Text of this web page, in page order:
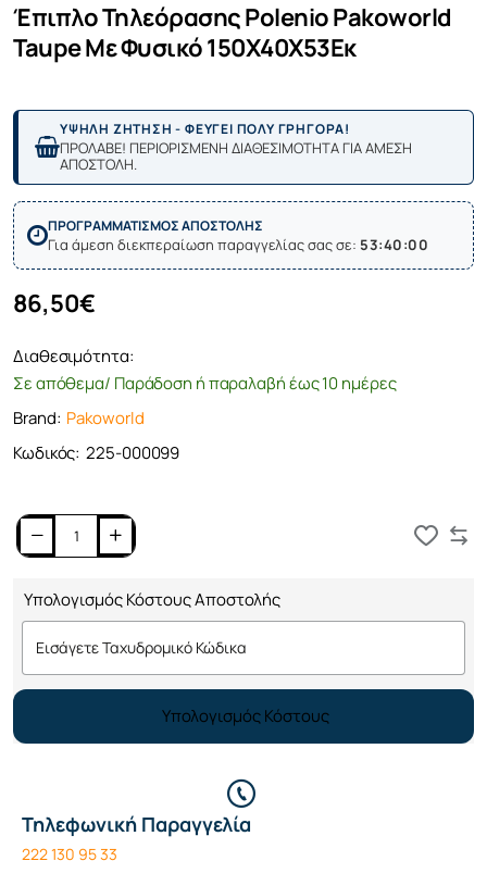
Έπιπλο Τηλεόρασης Polenio Pakoworld
Taupe Με Φυσικό 150X40X53Εκ
ΥΨΗΛΗ ΖΗΤΗΣΗ - ΦΕΥΓΕΙ ΠΟΛΥ ΓΡΗΓΟΡΑ!
ΠΡΟΛΑΒΕ! ΠΕΡΙΟΡΙΣΜΕΝΗ ΔΙΑΘΕΣΙΜΟΤΗΤΑ ΓΙΑ ΑΜΕΣΗ
ΑΠΟΣΤΟΛΗ.
ΠΡΟΓΡΑΜΜΑΤΙΣΜΟΣ ΑΠΟΣΤΟΛΗΣ
Για άμεση διεκπεραίωση παραγγελίας σας σε: 53:40:00
Διαθεσιμότητα:
Σε απόθεμα/ Παράδοση ή παραλαβή έως 10 ημέρες
Brand: Pakoworld
Κωδικός: 225-000099
86,50€
Υπολογισμός Κόστους Αποστολής
Υπολογισμός Κόστους
Τηλεφωνική Παραγγελία
222 130 95 33